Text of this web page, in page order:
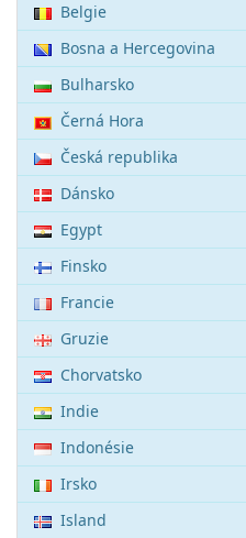
Belgie
Bosna a Hercegovina
Bulharsko
Černá Hora
Česká republika
Dánsko
Egypt
Finsko
Francie
Gruzie
Chorvatsko
Indie
Indonésie
Irsko
Island